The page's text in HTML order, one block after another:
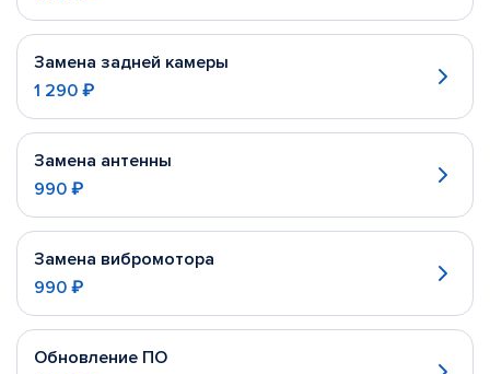
Замена задней камеры
1 290 ₽
Замена антенны
990 ₽
Замена вибромотора
990 ₽
Обновление ПО